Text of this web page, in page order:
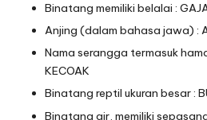
Binatang memiliki belalai :
Anjing (dalam bahasa jawa) :
Nama serangga termasuk
KECOAK
Binatang reptil ukuran besar :
Binatang air, memiliki